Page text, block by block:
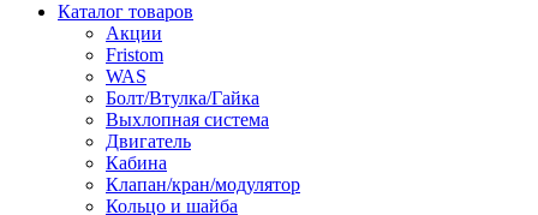
Каталог товаров
Акции
Fristom
WAS
Болт/Втулка/Гайка
Выхлопная система
Двигатель
Кабина
Клапан/кран/модулятор
Кольцо и шайба